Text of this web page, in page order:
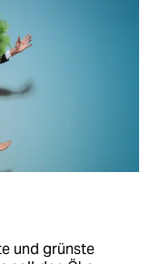
und grünste